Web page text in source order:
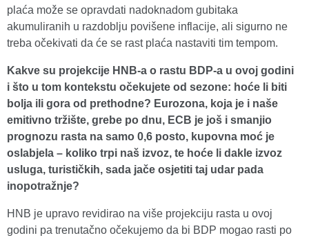
plaća može se opravdati nadoknadom gubitaka
akumuliranih u razdoblju povišene inflacije, ali sigurno ne
treba očekivati da će se rast plaća nastaviti tim tempom.
Kakve su projekcije HNB-a o rastu BDP-a u ovoj godini
i što u tom kontekstu očekujete od sezone: hoće li biti
bolja ili gora od prethodne? Eurozona, koja je i naše
emitivno tržište, grebe po dnu, ECB je još i smanjio
prognozu rasta na samo 0,6 posto, kupovna moć je
oslabjela – koliko trpi naš izvoz, te hoće li dakle izvoz
usluga, turističkih, sada jače osjetiti taj udar pada
inopotražnje?
HNB je upravo revidirao na više projekciju rasta u ovoj
godini pa trenutačno očekujemo da bi BDP mogao rasti po